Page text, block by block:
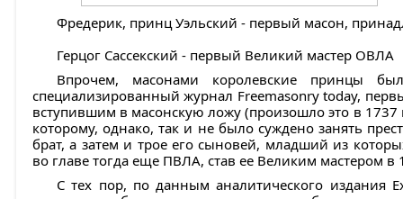
Фредерик, принц Уэльский - первый масон,
Герцог Сассекский - первый Великий мастер ОВЛА
Впрочем, масонами королевские принцы
специализированный журнал Freemasonry today,
вступившим в масонскую ложу (произошло это в 1737
которому, однако, так и не было суждено занять
брат, а затем и трое его сыновей, младший из
во главе тогда еще ПВЛА, став ее Великим мастером в
С тех пор, по данным аналитического издания